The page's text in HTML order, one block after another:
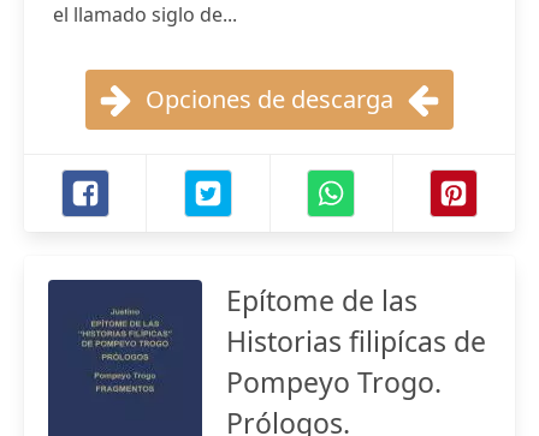
el llamado siglo de...
Opciones de descarga
Epítome de las
Historias filipícas de
Pompeyo Trogo.
Prólogos.